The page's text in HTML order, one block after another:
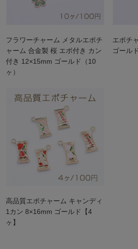
フラワーチャーム メタルエポチ
ャーム 合金製 桜 エポ付き カン
付き 12×15mm ゴールド（10
ヶ）
エポチ
ゴール
高品質エポチャーム キャンディ
1カン 8×16mm ゴールド【4
ヶ】